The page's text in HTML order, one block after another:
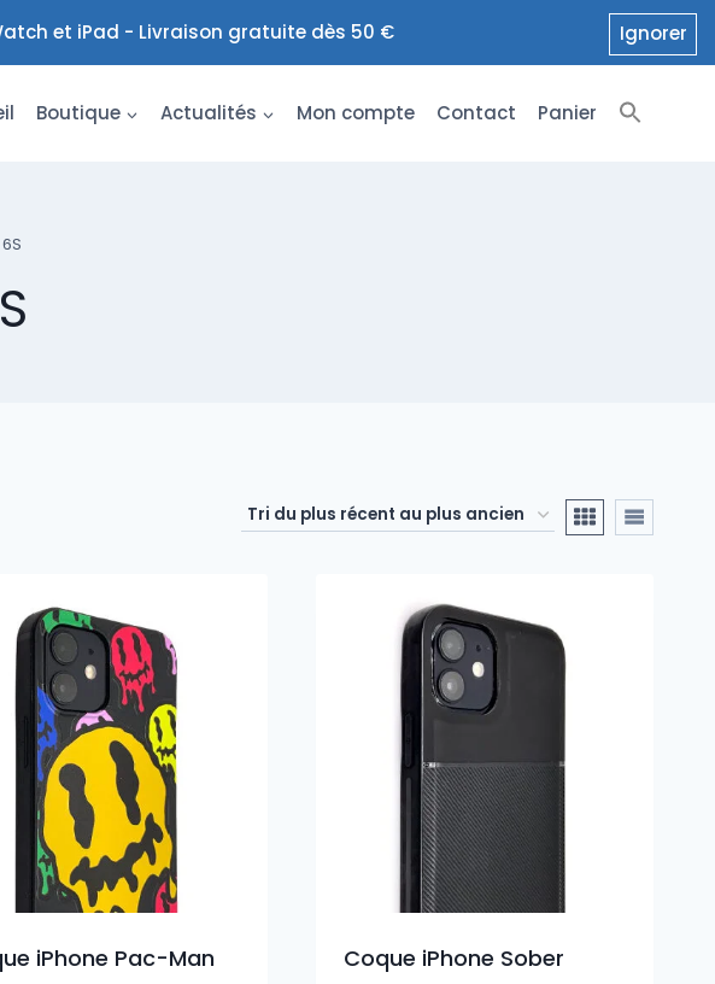
et iPad - Livraison gratuite dès 50 € Ignorer
Boutique Actualités Mon compte Contact Panier
iPhone Pac-Man Coque iPhone Sober